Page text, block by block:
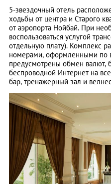
5-звездочный отель
ходьбы от центра и Старого
от аэропорта Нойбай. При
воспользоваться услугой
отдельную плату). Комплекс
номерами, оформленными по
предусмотрены обмен валют,
беспроводной Интернет на
бар, тренажерный зал и